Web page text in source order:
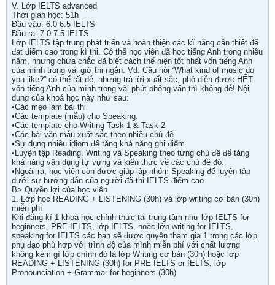
V. Lớp IELTS advanced
Thời gian học: 51h
Đầu vào: 6.0-6.5 IELTS
Đầu ra: 7.0-7.5 IELTS
Lớp IELTS tập trung phát triển và hoàn thiện các kĩ năng cần thiết để
đạt điểm cao trong kì thi. Có thể học viên đã học tiếng Anh trong nhiều
năm, nhưng chưa chắc đã biết cách thể hiện tốt nhất vốn tiếng Anh
của mình trong vài giờ thi ngắn. Vd: Câu hỏi “What kind of music do
you like?” có thể rất dễ, nhưng trả lời xuất sắc, phô diễn được HẾT
vốn tiếng Anh của mình trong vài phút phỏng vấn thì không dễ! Nội
dung của khoá học này như sau:
•Các mẹo làm bài thi
•Các template (mẫu) cho Speaking.
•Các template cho Writing Task 1 & Task 2
•Các bài văn mẫu xuất sắc theo nhiều chủ đề
•Sự dụng nhiều idiom để tăng khả năng ghi điểm
•Luyện tập Reading, Writing và Speaking theo từng chủ đề để tăng
khả năng vận dụng tự vựng và kiến thức về các chủ đề đó.
•Ngoài ra, học viên còn được giúp lập nhóm Speaking để luyện tập
dưới sự hướng dẫn của người đã thi IELTS điểm cao
B> Quyền lợi của học viên
1. Lớp học READING + LISTENING (30h) và lớp writing cơ bản (30h)
miễn phí
Khi đăng kí 1 khoá học chính thức tại trung tâm như lớp IELTS for
beginners, PRE IELTS, lớp IELTS, hoặc lớp writing for IELTS,
speaking for IELTS các bạn sẽ được quyền tham gia 1 trong các lớp
phụ đạo phù hợp với trình độ của mình miễn phí với chất lượng
không kém gì lớp chính đó là lớp Writing cơ bản (30h) hoặc lớp
READING + LISTENING (30h) for PRE IELTS or IELTS, lớp
Pronounciation + Grammar for beginners (30h)